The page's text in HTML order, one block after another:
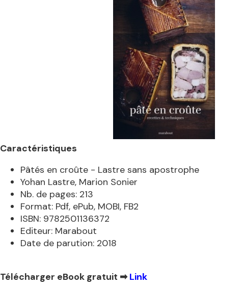
Caractéristiques
Pâtés en croûte - Lastre sans apostrophe
Yohan Lastre, Marion Sonier
Nb. de pages: 213
Format: Pdf, ePub, MOBI, FB2
ISBN: 9782501136372
Editeur: Marabout
Date de parution: 2018
Télécharger eBook gratuit ➡Link